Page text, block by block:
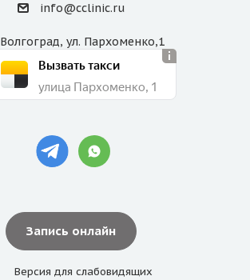
info@cclinic.ru
Волгоград, ул. Пархоменко,1
Вызвать такси
улица Пархоменко, 1
Запись онлайн
Версия для слабовидящих